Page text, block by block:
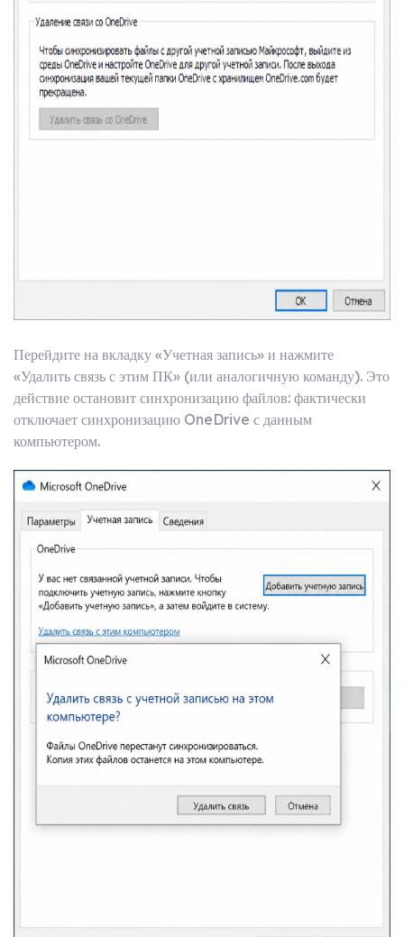
Перейдите на вкладку «Учетная запись» и нажмите
«Удалить связь с этим ПК» (или аналогичную команду). Это
действие остановит синхронизацию файлов: фактически
отключает синхронизацию OneDrive с данным
компьютером.